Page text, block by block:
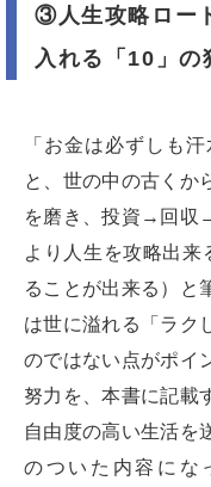
③人生攻略ロー
入れる「10」の
「お金は必ずしも
と、世の中の古くか
を磨き、投資→回収
より人生を攻略出来
ることが出来る）と
は世に溢れる「ラク
のではない点がポイ
努力を、本書に記載
自由度の高い生活を
のついた内容にな